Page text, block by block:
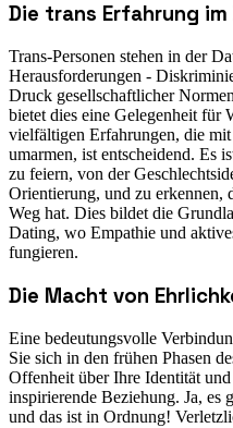
Die trans Erfahrung
Trans-Personen stehen in der
Herausforderungen -
Druck gesellschaftlicher
bietet dies eine Gelegenheit für
vielfältigen Erfahrungen, die
umarmen, ist entscheidend. Es
zu feiern, von der
Orientierung, und zu erkennen,
Weg hat. Dies bildet die
Dating, wo Empathie und
fungieren.
Die Macht von
Eine bedeutungsvolle
Sie sich in den frühen Phasen
Offenheit über Ihre Identität
inspirierende Beziehung. Ja,
und das ist in Ordnung!